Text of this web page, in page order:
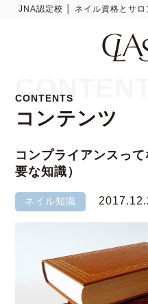
JNA認定校 │ ネイル資格とサ
CONTENTS
コンテンツ
コンプライアンスっ
要な知識）
ネイル知識